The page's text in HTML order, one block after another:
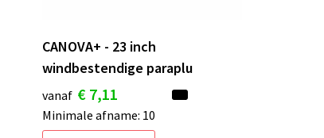
CANOVA+ - 23 inch
windbestendige paraplu
vanaf € 7,11
Minimale afname: 10